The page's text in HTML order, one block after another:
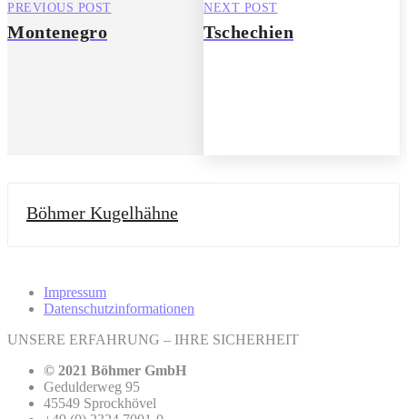
PREVIOUS POST
Montenegro
NEXT POST
Tschechien
Böhmer Kugelhähne
Impressum
Datenschutzinformationen
UNSERE ERFAHRUNG – IHRE SICHERHEIT
© 2021 Böhmer GmbH
Gedulderweg 95
45549 Sprockhövel